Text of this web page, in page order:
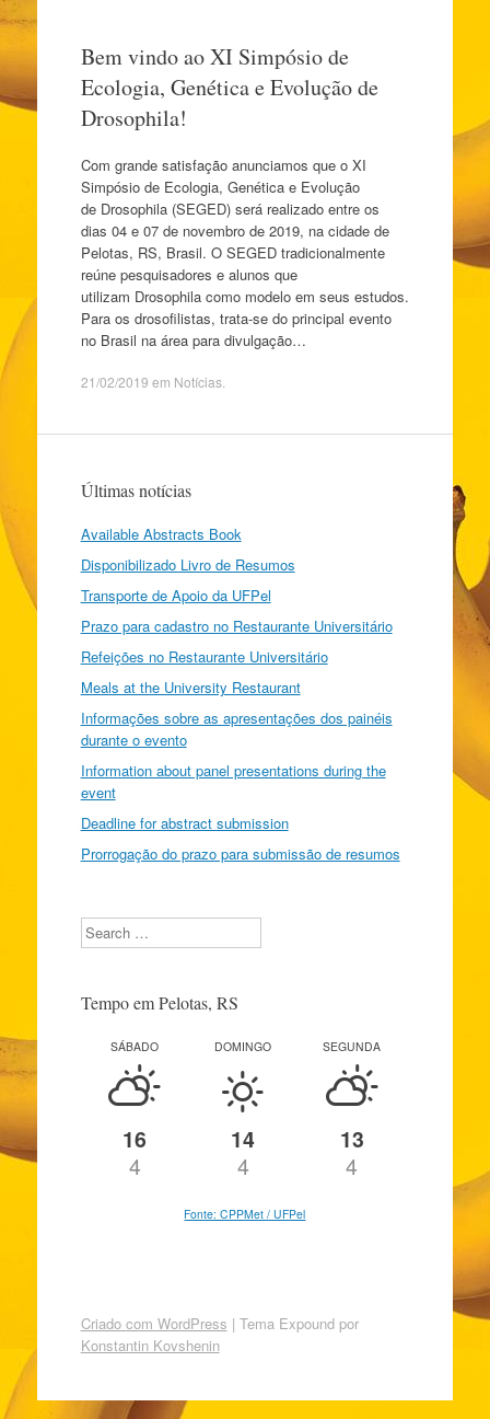
Bem vindo ao XI Simpósio de
Ecologia, Genética e Evolução de
Drosophila!
Com grande satisfação anunciamos que o XI
Simpósio de Ecologia, Genética e Evolução
de Drosophila (SEGED) será realizado entre os
dias 04 e 07 de novembro de 2019, na cidade de
Pelotas, RS, Brasil. O SEGED tradicionalmente
reúne pesquisadores e alunos que
utilizam Drosophila como modelo em seus estudos.
Para os drosofilistas, trata-se do principal evento
no Brasil na área para divulgação…
21/02/2019 em Notícias.
Últimas notícias
Available Abstracts Book
Disponibilizado Livro de Resumos
Transporte de Apoio da UFPel
Prazo para cadastro no Restaurante Universitário
Refeições no Restaurante Universitário
Meals at the University Restaurant
Informações sobre as apresentações dos painéis
durante o evento
Information about panel presentations during the
event
Deadline for abstract submission
Prorrogação do prazo para submissão de resumos
Search
Tempo em Pelotas, RS
SÁBADO
16
4
DOMINGO
14
4
SEGUNDA
13
4
Fonte: CPPMet / UFPel
Criado com WordPress | Tema Expound por
Konstantin Kovshenin